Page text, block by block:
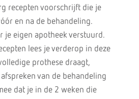
recepten voorschrijft die je
en na de behandeling.
je eigen apotheek verstuurd.
lees je verderop in deze
prothese draagt,
van de behandeling
dat je in de 2 weken die